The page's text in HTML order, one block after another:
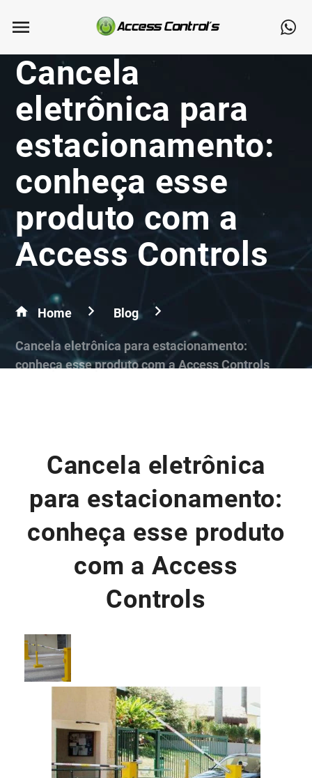
Cancela
eletrônica para
estacionamento:
conheça esse
produto com a
Access Controls
Home Blog
Cancela eletrônica para estacionamento:
conheça esse produto com a Access Controls
Cancela eletrônica
para estacionamento:
conheça esse produto
com a Access
Controls